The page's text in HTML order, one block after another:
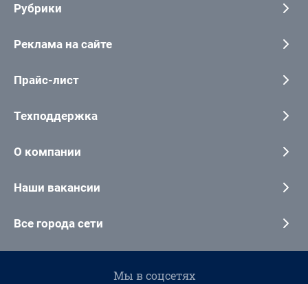
Рубрики
Реклама на сайте
Прайс-лист
Техподдержка
О компании
Наши вакансии
Все города сети
Мы в соцсетях